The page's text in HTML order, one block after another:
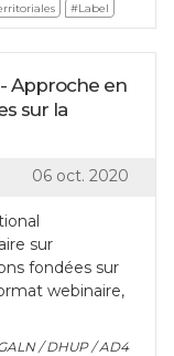
#Label
Approche en
sur la
06 oct. 2020
sur
fondées sur
webinaire,
/ DHUP / AD4